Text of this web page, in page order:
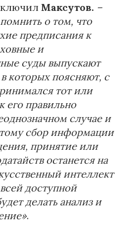
Максутов. –
о том, что
предписания к
и
суды выпускают
которых поясняют, с
тот или
его правильно
случае и
сбор информации
принятие или
останется на
интеллект
доступной
делать анализ и
.